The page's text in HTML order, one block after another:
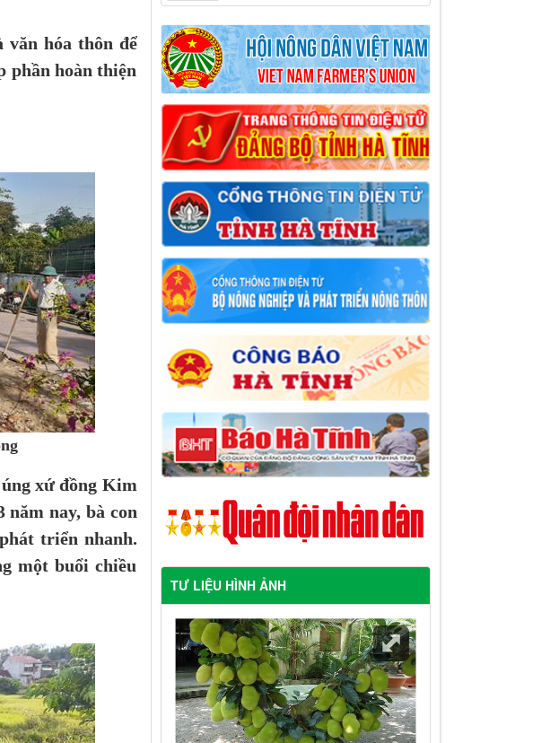
văn hóa thôn để
phần hoàn thiện
xứ đồng Kim
nay, bà con
triển nhanh.
một buổi chiều
TƯ LIỆU HÌNH ẢNH